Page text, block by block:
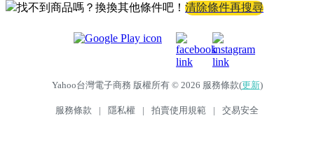
找不到商品嗎？換換其他條件吧！ 清除條件再搜尋
Yahoo台灣電子商務 版權所有 © 2026 服務條款(更新)
服務條款 | 隱私權 | 拍賣使用規範 | 交易安全